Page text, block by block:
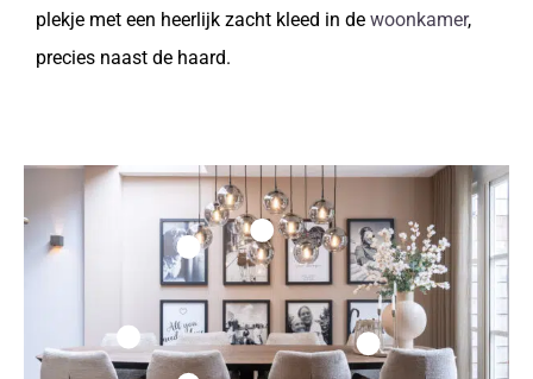
plekje met een heerlijk zacht kleed in de woonkamer,
precies naast de haard.